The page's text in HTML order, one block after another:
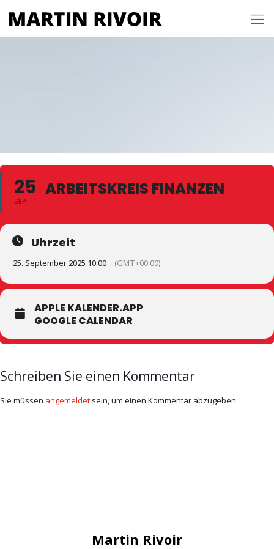
25
SEP
ARBEITSKREIS FINANZEN
Uhrzeit
25. September 2025 10:00 (GMT+00:00)
APPLE KALENDER.APP
GOOGLE CALENDAR
Schreiben Sie einen Kommentar
Sie müssen angemeldet sein, um einen Kommentar abzugeben.
Martin Rivoir